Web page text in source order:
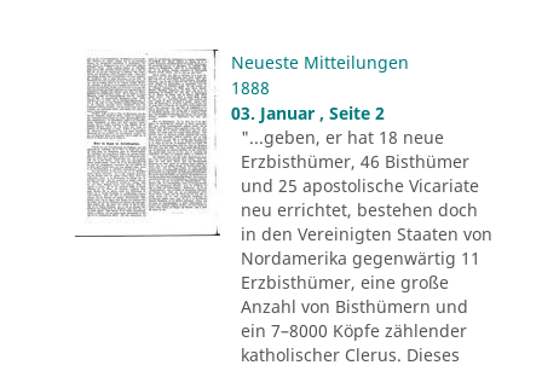
Neueste Mitteilungen
1888
03. Januar , Seite 2
"...geben, er hat 18 neue
Erzbisthümer, 46 Bisthümer
und 25 apostolische Vicariate
neu errichtet, bestehen doch
in den Vereinigten Staaten von
Nordamerika gegenwärtig 11
Erzbisthümer, eine große
Anzahl von Bisthümern und
ein 7–8000 Köpfe zählender
katholischer Clerus. Dieses